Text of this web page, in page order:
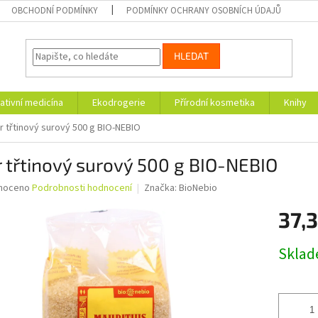
OBCHODNÍ PODMÍNKY PODMÍNKY OCHRANY OSOBNÍCH ÚDAJŮ
HLEDAT
medicína Ekodrogerie Přírodní kosmetika Knihy
třtinový surový 500 g BIO-NEBIO
třtinový surový 500 g BIO-NEBIO
Podrobnosti hodnocení Značka: BioNebio
cena: